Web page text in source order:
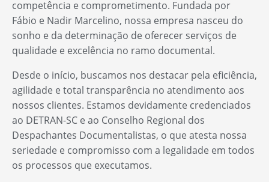
competência e comprometimento. Fundada por
Fábio e Nadir Marcelino, nossa empresa nasceu do
sonho e da determinação de oferecer serviços de
qualidade e excelência no ramo documental.
Desde o início, buscamos nos destacar pela eficiência,
agilidade e total transparência no atendimento aos
nossos clientes. Estamos devidamente credenciados
ao DETRAN-SC e ao Conselho Regional dos
Despachantes Documentalistas, o que atesta nossa
seriedade e compromisso com a legalidade em todos
os processos que executamos.